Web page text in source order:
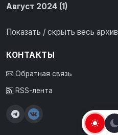
Август 2024 (1)
Показать / скрыть весь архив
КОНТАКТЫ
Обратная связь
RSS-лента